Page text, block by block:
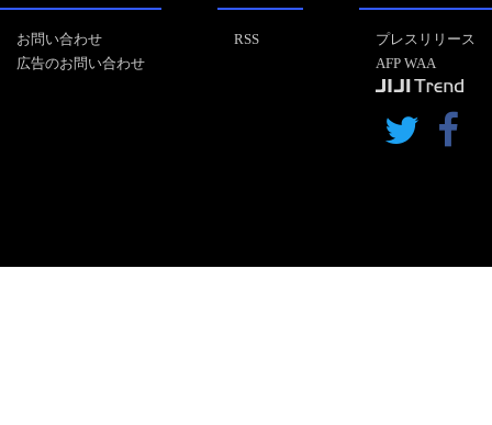
お問い合わせ
広告のお問い合わせ
RSS
プレスリリース
AFP WAA